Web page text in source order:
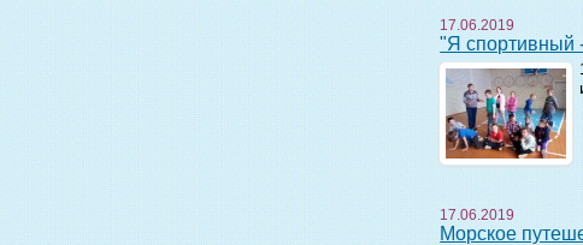
17.06.2019
"Я
17.06.2019
Морское